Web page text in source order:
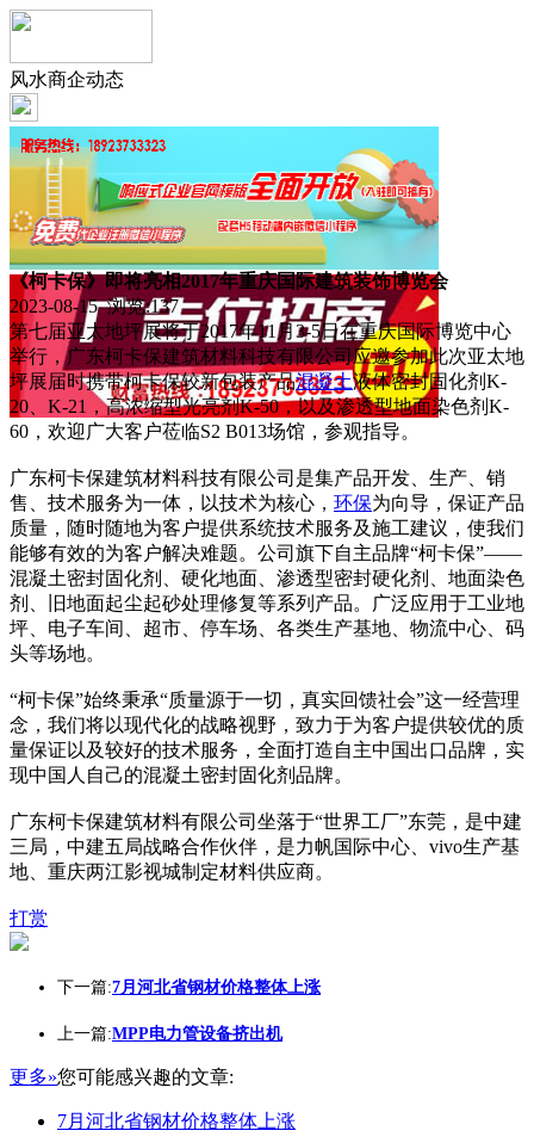
风水商企动态
《柯卡保》即将亮相2017年重庆国际建筑装饰博览会
2023-08-15 浏览:137
第七届亚太地坪展将于2017年11月3-5日在重庆国际博览中心
举行，广东柯卡保建筑材料科技有限公司应邀参加此次亚太地
坪展届时携带柯卡保较新包装产品混凝土液体密封固化剂K-
20、K-21，高浓缩型光亮剂K-50，以及渗透型地面染色剂K-
60，欢迎广大客户莅临S2 B013场馆，参观指导。
广东柯卡保建筑材料科技有限公司是集产品开发、生产、销
售、技术服务为一体，以技术为核心， 环保为向导，保证产品
质量，随时随地为客户提供系统技术服务及施工建议，使我们
能够有效的为客户解决难题。公司旗下自主品牌“柯卡保”——
混凝土密封固化剂、硬化地面、渗透型密封硬化剂、地面染色
剂、旧地面起尘起砂处理修复等系列产品。广泛应用于工业地
坪、电子车间、超市、停车场、各类生产基地、物流中心、码
头等场地。
“柯卡保”始终秉承“质量源于一切，真实回馈社会”这一经营理
念，我们将以现代化的战略视野，致力于为客户提供较优的质
量保证以及较好的技术服务，全面打造自主中国出口品牌，实
现中国人自己的混凝土密封固化剂品牌。
广东柯卡保建筑材料有限公司坐落于“世界工厂”东莞，是中建
三局，中建五局战略合作伙伴，是力帆国际中心、vivo生产基
地、重庆两江影视城制定材料供应商。
打赏
下一篇:7月河北省钢材价格整体上涨
上一篇:MPP电力管设备挤出机
更多»您可能感兴趣的文章:
7月河北省钢材价格整体上涨